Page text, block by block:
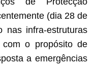
à Central
(dia 28 de
nas infra-estruturas
o propósito de
a emergências